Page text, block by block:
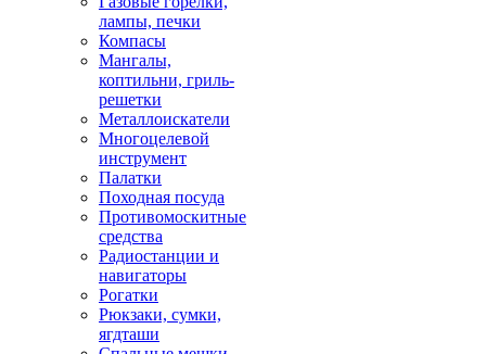
лампы, печки
Компасы
Мангалы,
коптильни, гриль-
решетки
Металлоискатели
Многоцелевой
инструмент
Палатки
Походная посуда
Противомоскитные
средства
Радиостанции и
навигаторы
Рогатки
Рюкзаки, сумки,
ягдташи